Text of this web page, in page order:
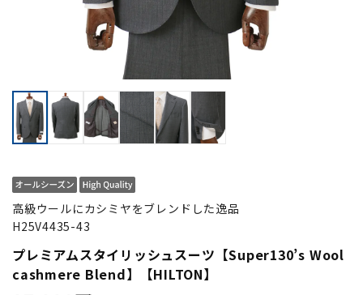
高級ウールにカシミヤをブレンドした逸品
H25V4435-43
プレミアムスタイリッシュスーツ【Super130’s Wool
cashmere Blend】【HILTON】